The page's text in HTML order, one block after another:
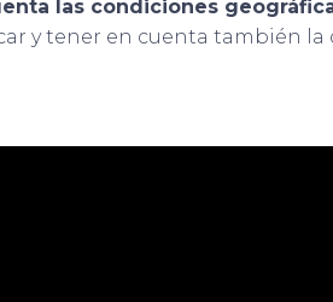
las condiciones
y tener en cuenta también la